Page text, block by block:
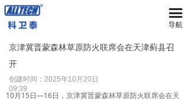
导航
끀
首页
넸
넸复合翼无人机
京津冀晋蒙森林草原防火联席会在天津蓟县召
开
创建时间： 2025年10月20日
09:39
10月15日—16日，京津冀晋蒙森林草原防火联席会在天